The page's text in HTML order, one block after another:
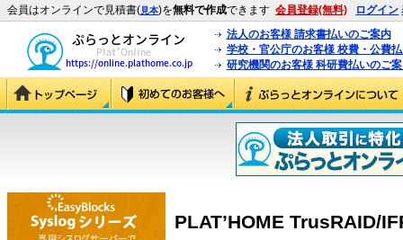
会員はオンラインで見積書(見本)を無料で作成できます 会員登録(無料) ログイン
法人のお客様 請求書払いのご案内
学校・官公庁のお客様 校費・公費
研究機関のお客様 科研費払いのご
PLAT’HOME TrusRAID/